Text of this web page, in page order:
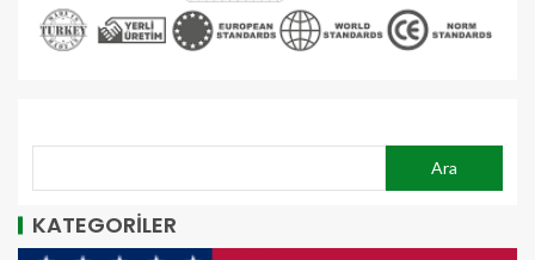
Ara
KATEGORİLER